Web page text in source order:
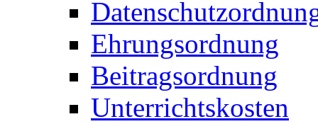
Ehrungsordnung
Beitragsordnung
Unterrichtskosten